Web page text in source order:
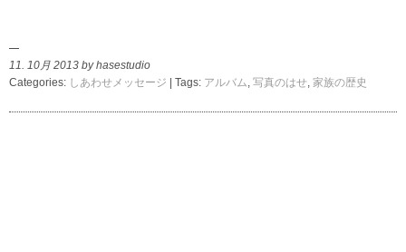
11. 10月 2013 by hasestudio
Categories: しあわせメッセージ | Tags: アルバム, 写真のはせ, 家族の歴史